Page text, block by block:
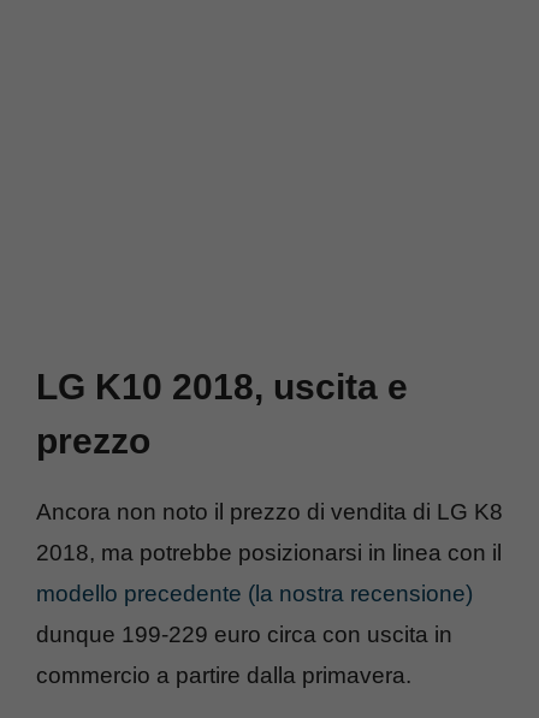
LG K10 2018, uscita e
prezzo
Ancora non noto il prezzo di vendita di LG K8
2018, ma potrebbe posizionarsi in linea con il
modello precedente (la nostra recensione)
dunque 199-229 euro circa con uscita in
commercio a partire dalla primavera.